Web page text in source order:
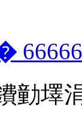
勭墿